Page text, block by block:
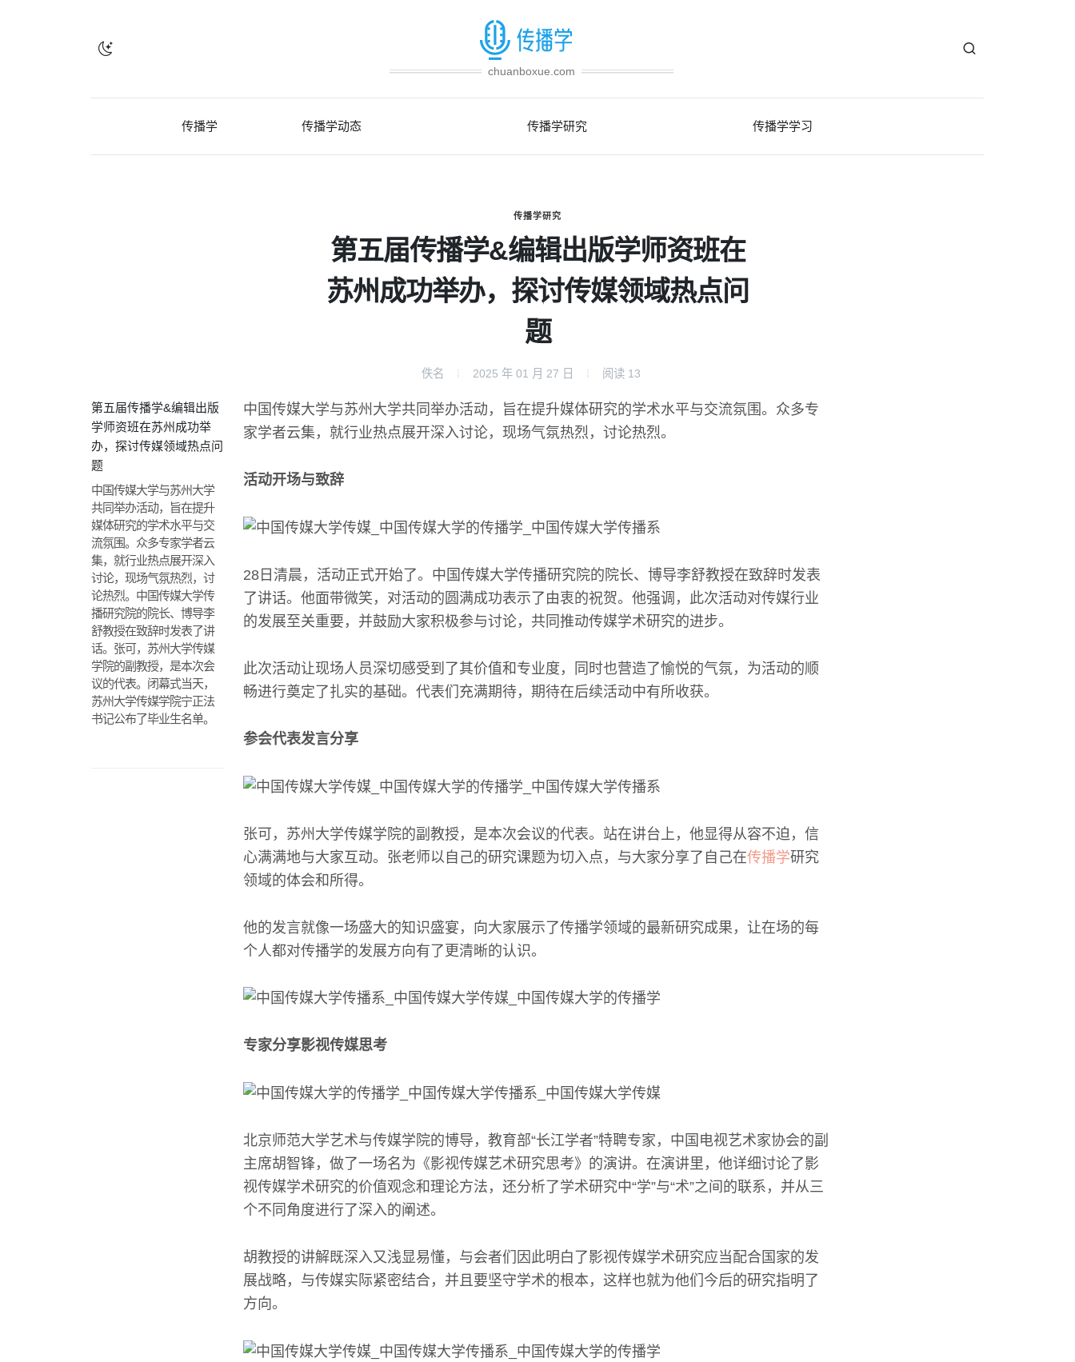
chuanboxue.com
传播学 传播学动态 传播学研究 传播学学习
传播学研究
第五届传播学&编辑出版学师资班在
苏州成功举办，探讨传媒领域热点问
题
佚名 2025 年 01 月 27 日 阅读 13
第五届传播学&编辑出版
学师资班在苏州成功举
办，探讨传媒领域热点问
题
中国传媒大学与苏州大学
共同举办活动，旨在提升
媒体研究的学术水平与交
流氛围。众多专家学者云
集，就行业热点展开深入
讨论，现场气氛热烈，讨
论热烈。中国传媒大学传
播研究院的院长、博导李
舒教授在致辞时发表了讲
话。张可，苏州大学传媒
学院的副教授，是本次会
议的代表。闭幕式当天，
苏州大学传媒学院宁正法
书记公布了毕业生名单。
中国传媒大学与苏州大学共同举办活动，旨在提升媒体研究的学术水平与交流氛围。众多专
家学者云集，就行业热点展开深入讨论，现场气氛热烈，讨论热烈。
活动开场与致辞
28日清晨，活动正式开始了。中国传媒大学传播研究院的院长、博导李舒教授在致辞时发表
了讲话。他面带微笑，对活动的圆满成功表示了由衷的祝贺。他强调，此次活动对传媒行业
的发展至关重要，并鼓励大家积极参与讨论，共同推动传媒学术研究的进步。
此次活动让现场人员深切感受到了其价值和专业度，同时也营造了愉悦的气氛，为活动的顺
畅进行奠定了扎实的基础。代表们充满期待，期待在后续活动中有所收获。
参会代表发言分享
张可，苏州大学传媒学院的副教授，是本次会议的代表。站在讲台上，他显得从容不迫，信
心满满地与大家互动。张老师以自己的研究课题为切入点，与大家分享了自己在传播学研究
领域的体会和所得。
他的发言就像一场盛大的知识盛宴，向大家展示了传播学领域的最新研究成果，让在场的每
个人都对传播学的发展方向有了更清晰的认识。
专家分享影视传媒思考
北京师范大学艺术与传媒学院的博导，教育部“长江学者”特聘专家，中国电视艺术家协会的副
主席胡智锋，做了一场名为《影视传媒艺术研究思考》的演讲。在演讲里，他详细讨论了影
视传媒学术研究的价值观念和理论方法，还分析了学术研究中“学”与“术”之间的联系，并从三
个不同角度进行了深入的阐述。
胡教授的讲解既深入又浅显易懂，与会者们因此明白了影视传媒学术研究应当配合国家的发
展战略，与传媒实际紧密结合，并且要坚守学术的根本，这样也就为他们今后的研究指明了
方向。